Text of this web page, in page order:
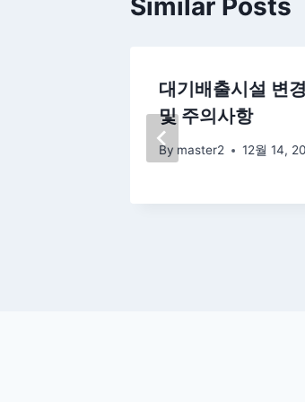
대기배출시설 변
및 주의사항
By master2 12월 14,